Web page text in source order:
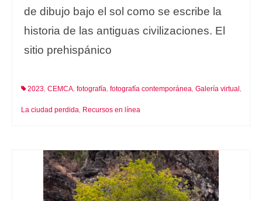
de dibujo bajo el sol como se escribe la
historia de las antiguas civilizaciones. El
sitio prehispánico
2023, CEMCA, fotografía, fotografía contemporánea, Galería virtual ,
La ciudad perdida, Recursos en línea